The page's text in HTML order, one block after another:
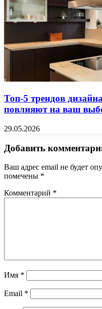
Топ-5 трендов
повлияют на ваш
29.05.2026
Добавить
Ваш адрес email не будет
помечены *
Комментарий *
Имя *
Email *